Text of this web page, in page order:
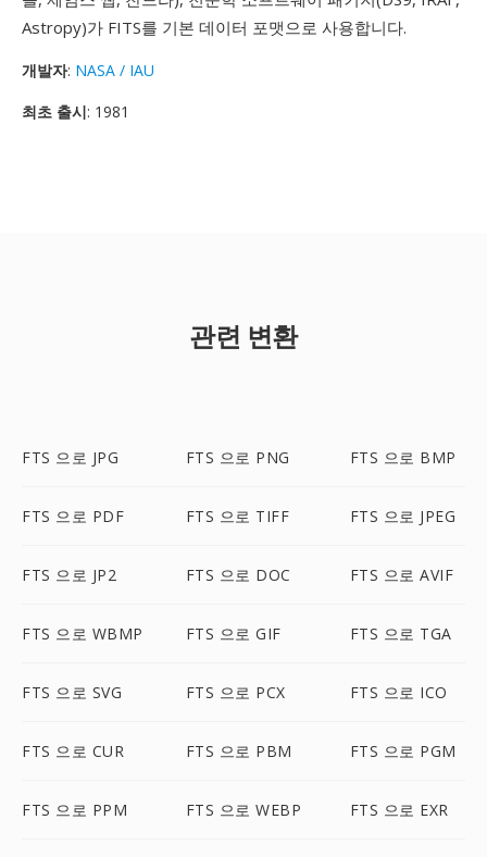
Astropy)가 FITS를 기본 데이터 포맷으로 사용합니다.
개발자: NASA / IAU
최초 출시: 1981
관련 변환
FTS 으로 JPG FTS 으로 PNG FTS 으로 BMP
FTS 으로 PDF FTS 으로 TIFF FTS 으로 JPEG
FTS 으로 JP2 FTS 으로 DOC FTS 으로 AVIF
FTS 으로 WBMP FTS 으로 GIF FTS 으로 TGA
FTS 으로 SVG FTS 으로 PCX FTS 으로 ICO
FTS 으로 CUR FTS 으로 PBM FTS 으로 PGM
FTS 으로 PPM FTS 으로 WEBP FTS 으로 EXR